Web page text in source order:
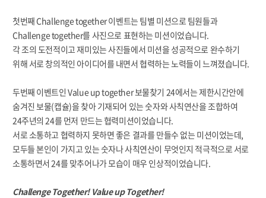
첫번째 Challenge together 이벤트는 팀별 미션으로 팀원들과
Challenge together를 사진으로 표현하는 미션이었습니다.
각 조의 도전적이고 재미있는 사진들에서 미션을 성공적으로 완수하기
위해 서로 창의적인 아이디어를 내면서 협력하는 노력들이 느껴졌습니다.
두번째 이벤트인 Value up together 보물찾기 24에서는 제한시간안에
숨겨진 보물(캡슐)을 찾아 기재되어 있는 숫자와 사칙연산을 조합하여
24주년의 24를 먼저 만드는 협력미션이었습니다.
서로 소통하고 협력하지 못하면 좋은 결과를 만들수 없는 미션이었는데,
모두들 본인이 가지고 있는 숫자나 사칙연산이 무엇인지 적극적으로 서로
소통하면서 24를 맞추어나가 모습이 매우 인상적이었습니다.
Challenge Together! Value up Together!